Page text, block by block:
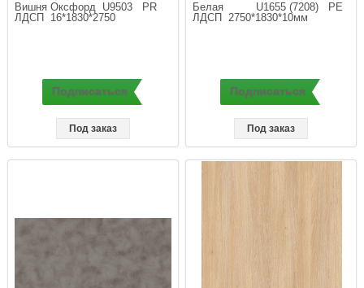
Вишня Оксфорд  U9503   PR
ЛДСП  16*1830*2750
Подписаться
Под заказ
Белая          U1655 (7208)   РЕ
ЛДСП  2750*1830*10мм
Подписаться
Под заказ